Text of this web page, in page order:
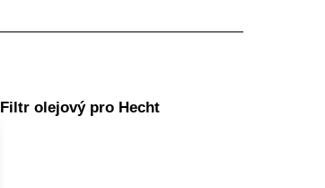
Filtr olejový pro Hecht